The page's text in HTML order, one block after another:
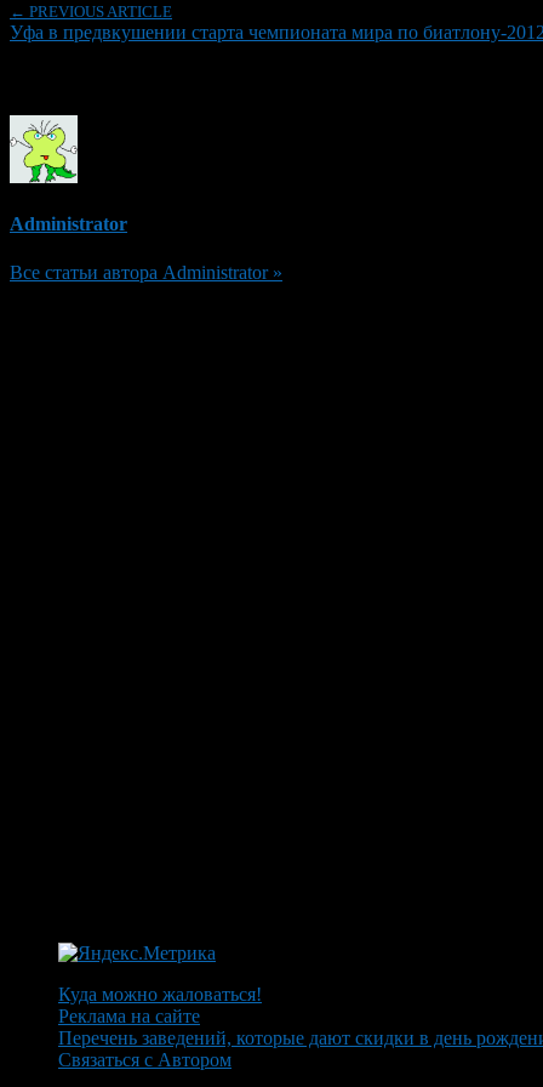
← PREVIOUS ARTICLE
Уфа в предвкушении старта чемпионата мира по биатлону-
Administrator
Все статьи автора Administrator »
Куда можно жаловаться!
Реклама на сайте
Перечень заведений, которые дают скидки в день
Связаться с Автором